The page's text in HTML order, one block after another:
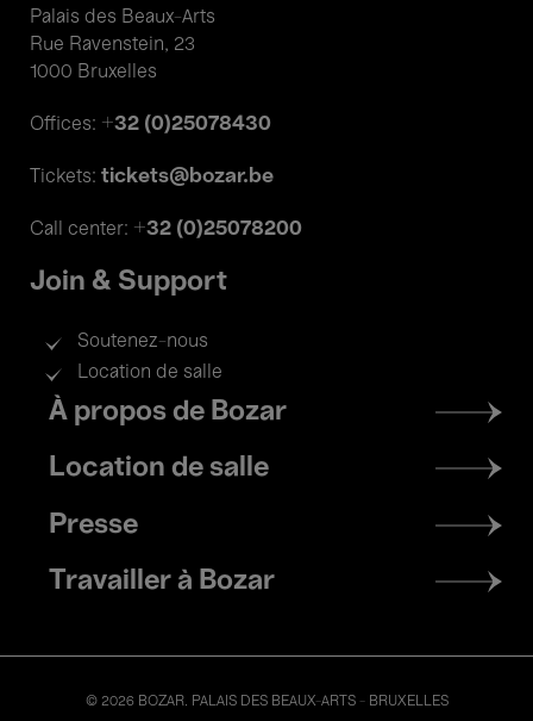
Palais des Beaux-Arts
Rue Ravenstein, 23
1000 Bruxelles
Offices: +32 (0)25078430
Tickets: tickets@bozar.be
Call center: +32 (0)25078200
Join & Support
Soutenez-nous
Location de salle
Footer
menu
À propos de Bozar
Location de salle
Presse
Travailler à Bozar
© 2026 BOZAR. PALAIS DES BEAUX-ARTS - BRUXELLES